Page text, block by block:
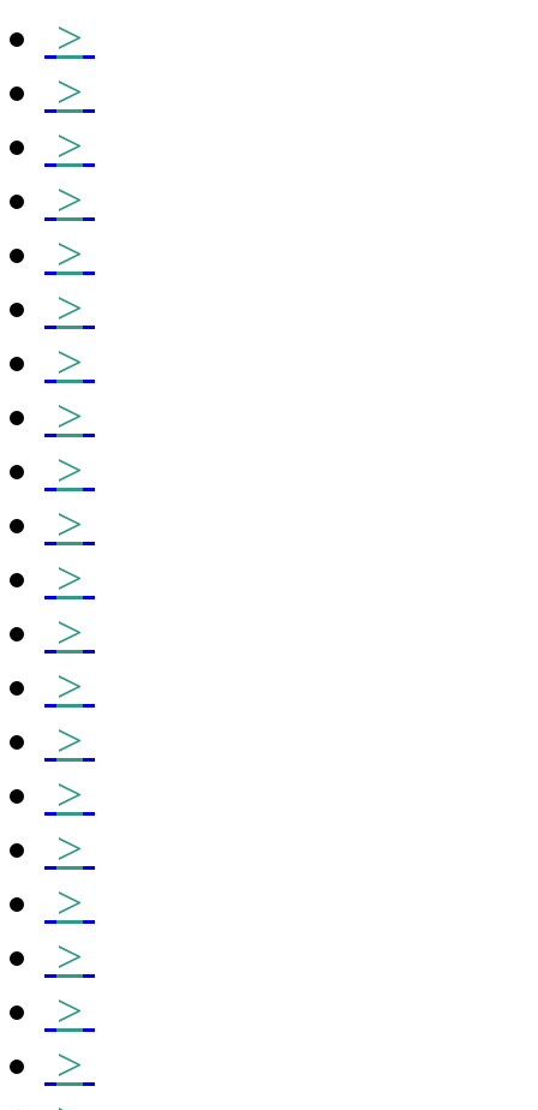
>
>
>
>
>
>
>
>
>
>
>
>
>
>
>
>
>
>
>
>